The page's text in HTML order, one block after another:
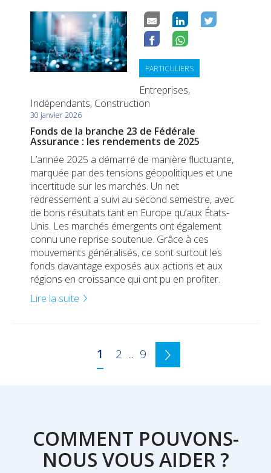
PARTICULIERS
Entreprises,
Indépendants, Construction
30 janvier 2026
Fonds de la branche 23 de Fédérale
Assurance : les rendements de 2025
L’année 2025 a démarré de manière fluctuante,
marquée par des tensions géopolitiques et une
incertitude sur les marchés. Un net
redressement a suivi au second semestre, avec
de bons résultats tant en Europe qu’aux États-
Unis. Les marchés émergents ont également
connu une reprise soutenue. Grâce à ces
mouvements généralisés, ce sont surtout les
fonds davantage exposés aux actions et aux
régions en croissance qui ont pu en profiter.
Lire la suite
1 2 ... 9
COMMENT POUVONS-
NOUS VOUS AIDER ?